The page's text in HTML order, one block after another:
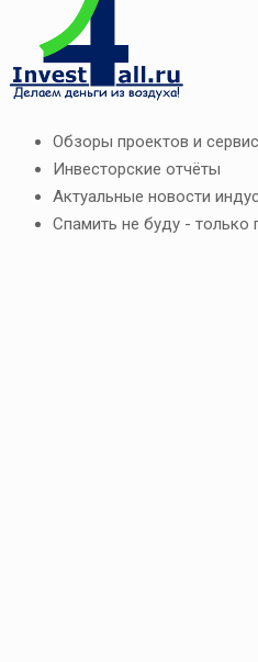
Обзоры проектов и
Инвесторские отчёты
Актуальные новости
Спамить не буду - только